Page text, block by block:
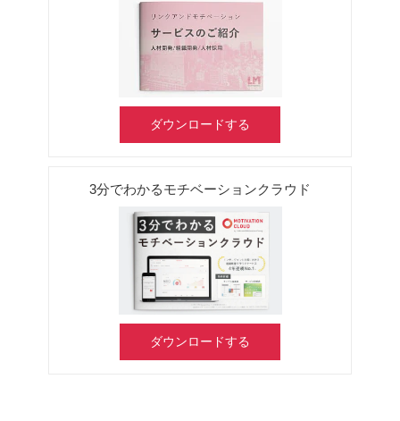
ダウンロードする
3分でわかるモチベーションクラウド
ダウンロードする